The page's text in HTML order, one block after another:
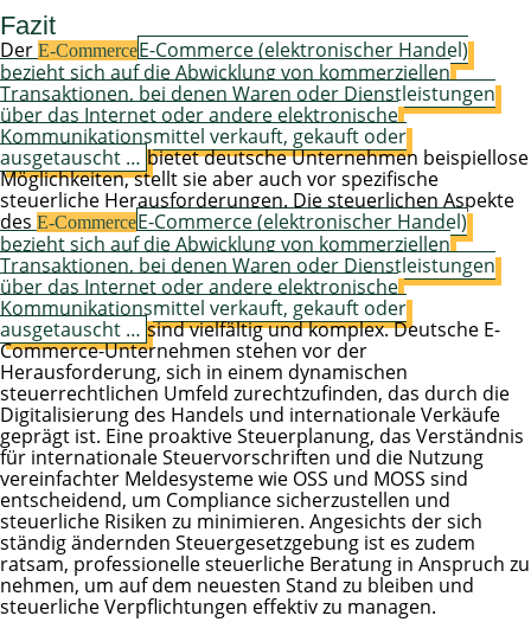
Fazit
Der E-CommerceE-Commerce (elektronischer Handel)
bezieht sich auf die Abwicklung von kommerziellen
Transaktionen, bei denen Waren oder Dienstleistungen
über das Internet oder andere elektronische
Kommunikationsmittel verkauft, gekauft oder
ausgetauscht … bietet deutsche Unternehmen beispiellose
Möglichkeiten, stellt sie aber auch vor spezifische
steuerliche Herausforderungen. Die steuerlichen Aspekte
des E-CommerceE-Commerce (elektronischer Handel)
bezieht sich auf die Abwicklung von kommerziellen
Transaktionen, bei denen Waren oder Dienstleistungen
über das Internet oder andere elektronische
Kommunikationsmittel verkauft, gekauft oder
ausgetauscht … sind vielfältig und komplex. Deutsche E-
Commerce-Unternehmen stehen vor der
Herausforderung, sich in einem dynamischen
steuerrechtlichen Umfeld zurechtzufinden, das durch die
Digitalisierung des Handels und internationale Verkäufe
geprägt ist. Eine proaktive Steuerplanung, das Verständnis
für internationale Steuervorschriften und die Nutzung
vereinfachter Meldesysteme wie OSS und MOSS sind
entscheidend, um Compliance sicherzustellen und
steuerliche Risiken zu minimieren. Angesichts der sich
ständig ändernden Steuergesetzgebung ist es zudem
ratsam, professionelle steuerliche Beratung in Anspruch zu
nehmen, um auf dem neuesten Stand zu bleiben und
steuerliche Verpflichtungen effektiv zu managen.